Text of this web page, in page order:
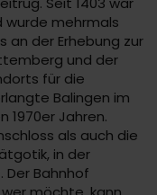
wurde mehrmals
an der Erhebung zur
und der
für die
Balingen im
1970er Jahren.
als auch die
in der
Der Bahnhof